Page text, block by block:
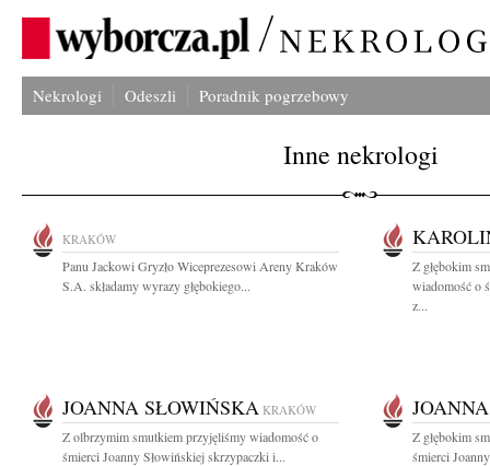
Nekrologi Odeszli Poradnik pogrzebowy
Inne nekrologi
KRAKÓW
Panu Jackowi Gryzło Wiceprezesowi Areny Kraków
S.A. składamy wyrazy głębokiego...
Z głębokim
wiadomość o
z...
JOANNA SŁOWIŃSKA KRAKÓW
Z olbrzymim smutkiem przyjęliśmy wiadomość o
śmierci Joanny Słowińskiej skrzypaczki i...
Z głębokim
śmierci